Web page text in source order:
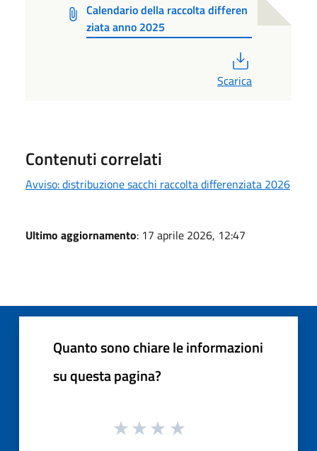
Calendario della raccolta differen
ziata anno 2025
Scarica
Contenuti correlati
Avviso: distribuzione sacchi raccolta differenziata 2026
Ultimo aggiornamento: 17 aprile 2026, 12:47
Quanto sono chiare le informazioni
su questa pagina?